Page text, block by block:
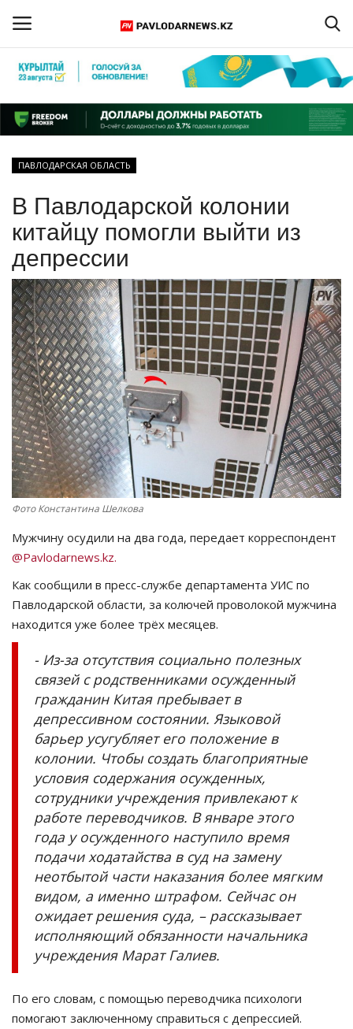
Регистрация
Главная
ПАВЛОДАРСКАЯ ОБЛАСТЬ
КАЗАХСТАН
МИР
СПЕЦПРОЕКТЫ
СПОРТ
Чек-лист
РАЗВЛЕЧЕНИЯ
OFFICIAL
Курултай
Язык
Қазақша Русский
ПАВЛОДАРСКАЯ ОБЛАСТЬ
В Павлодарской колонии
китайцу помогли выйти из
депрессии
Фото Константина Шелкова
Мужчину осудили на два года, передает корреспондент
@Pavlodarnews.kz.
Как сообщили в пресс-службе департамента УИС по
Павлодарской области, за колючей проволокой мужчина
находится уже более трёх месяцев.
- Из-за отсутствия социально полезных
связей с родственниками осужденный
гражданин Китая пребывает в
депрессивном состоянии. Языковой
барьер усугубляет его положение в
колонии. Чтобы создать благоприятные
условия содержания осужденных,
сотрудники учреждения привлекают к
работе переводчиков. В январе этого
года у осужденного наступило время
подачи ходатайства в суд на замену
неотбытой части наказания более мягким
видом, а именно штрафом. Сейчас он
ожидает решения суда, – рассказывает
исполняющий обязанности начальника
учреждения Марат Галиев.
По его словам, с помощью переводчика психологи
помогают заключенному справиться с депрессией.